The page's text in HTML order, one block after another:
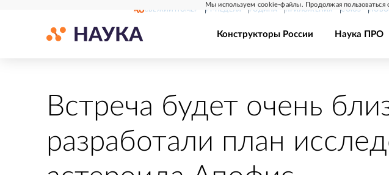
Мы используем cookie-файлы. Продолжая пользоваться
СВЕЖИЙ НОМЕР РГ-НЕДЕЛЯ РОДИНА ПРИЛОЖЕНИЯ СОЮЗ
Конструкторы России Наука ПРО
Встреча будет очень
разработали план